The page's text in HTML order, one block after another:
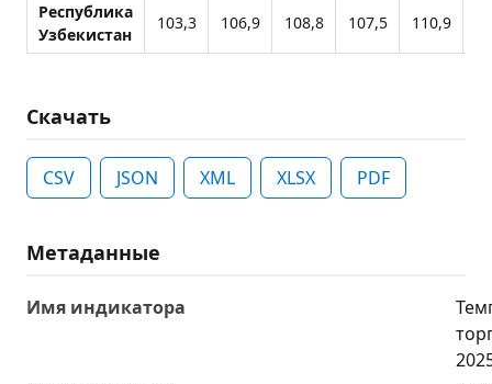
Республика
Узбекистан
103,3 106,9 108,8 107,5 110,9
Скачать
CSV JSON XML XLSX PDF
Метаданные
Имя индикатора